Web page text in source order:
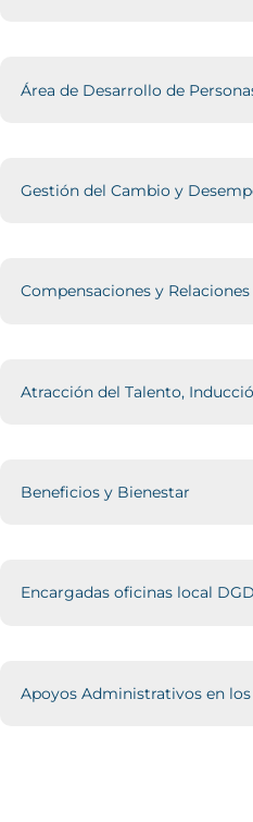
Área de Desarrollo de
Gestión del Cambio y
Compensaciones y Relaciones
Atracción del Talento,
Beneficios y Bienestar
Encargadas oficinas local
Apoyos Administrativos en los